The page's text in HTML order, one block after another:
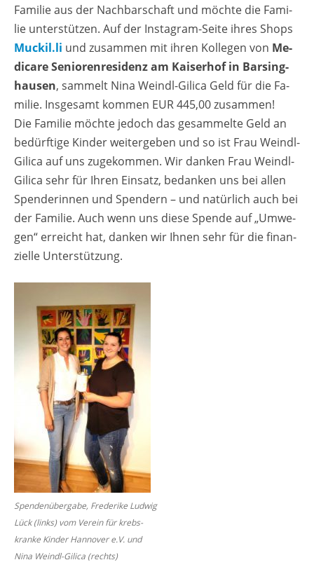
Fa­mi­lie aus der Nach­bar­schaft und möch­te die Fa­mi­
lie un­ter­stüt­zen. Auf der In­sta­gram-Seite ihres Shops
Mu­ckil.li und zu­sam­men mit ihren Kol­le­gen von Me­
di­ca­re Se­nio­ren­re­si­denz am Kai­ser­hof in Barsing­
hau­sen, sam­melt Nina Weindl-Gi­li­ca Geld für die Fa­
mi­lie. Ins­ge­samt kom­men EUR 445,00 zu­sam­men!
Die Fa­mi­lie möch­te je­doch das ge­sam­mel­te Geld an
be­dürf­ti­ge Kin­der wei­ter­ge­ben und so ist Frau Weindl-
Gi­li­ca auf uns zu­ge­kom­men. Wir dan­ken Frau Weindl-
Gi­li­ca sehr für Ihren Ein­satz, be­dan­ken uns bei allen
Spen­de­rin­nen und Spen­dern – und na­tür­lich auch bei
der Fa­mi­lie. Auch wenn uns diese Spen­de auf „Um­we­
gen“ er­reicht hat, dan­ken wir Ihnen sehr für die fi­nan­
zi­el­le Un­ter­stüt­zung.
Spen­den­über­ga­be, Fre­de­ri­ke Lud­wig
Lück (links) vom Ver­ein für krebs­
kran­ke Kin­der Han­no­ver e.V. und
Nina Weindl-Gi­li­ca (rechts)